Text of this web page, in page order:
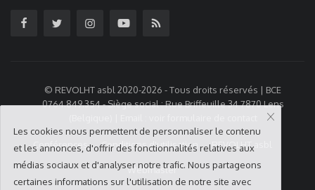
© REVOLHT asbl 2020-2026 - Tous droits réservés | BCE
0764.849.354 - Siège social : Rue Briffeuille 34 7870 Lens
Conférences Conditions d'utilisation REVOLHT asbl
Webmaster
Les cookies nous permettent de personnaliser le contenu
et les annonces, d'offrir des fonctionnalités relatives aux
médias sociaux et d'analyser notre trafic. Nous partageons
certaines informations sur l'utilisation de notre site avec